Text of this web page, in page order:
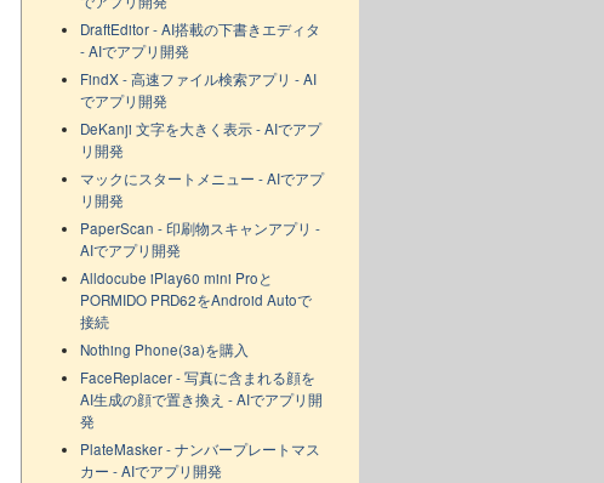
DraftEditor - AI搭載の下書きエディタ
- AIでアプリ開発
FindX - 高速ファイル検索アプリ - AI
でアプリ開発
DeKanji 文字を大きく表示 - AIでアプ
リ開発
マックにスタートメニュー - AIでアプ
リ開発
PaperScan - 印刷物スキャンアプリ -
AIでアプリ開発
Alldocube iPlay60 mini Proと
PORMIDO PRD62をAndroid Autoで
接続
Nothing Phone(3a)を購入
FaceReplacer - 写真に含まれる顔を
AI生成の顔で置き換え - AIでアプリ開
発
PlateMasker - ナンバープレートマス
カー - AIでアプリ開発